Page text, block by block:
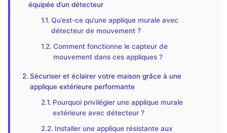
équipée d’un détecteur
Qu’est-ce qu’une applique murale avec
détecteur de mouvement ?
Comment fonctionne le capteur de
mouvement dans ces appliques ?
Sécuriser et éclairer votre maison grâce à une
applique extérieure performante
Pourquoi privilégier une applique murale
extérieure avec détecteur ?
Installer une applique résistante aux